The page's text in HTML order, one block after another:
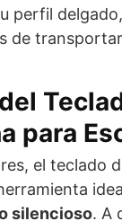
perfil
de
para
el teclado
silencioso. A